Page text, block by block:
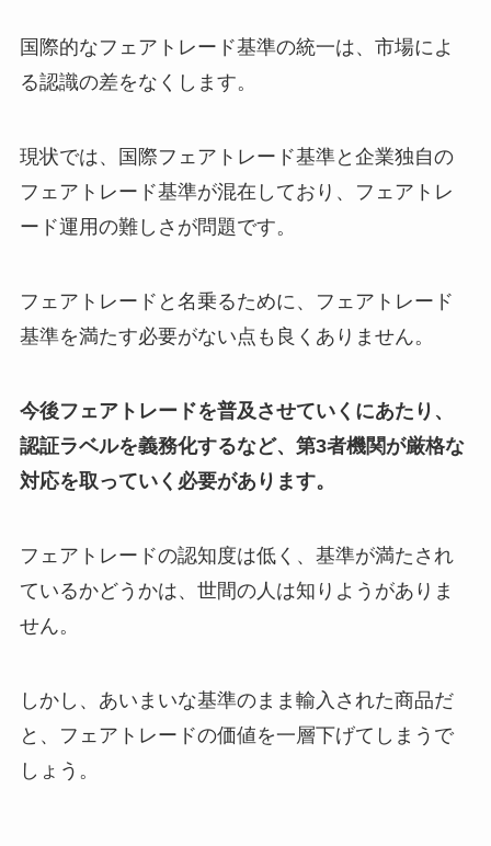
国際的なフェアトレード基準の統一は、市場によ
る認識の差をなくします。
現状では、国際フェアトレード基準と企業独自の
フェアトレード基準が混在しており、フェアトレ
ード運用の難しさが問題です。
フェアトレードと名乗るために、フェアトレード
基準を満たす必要がない点も良くありません。
今後フェアトレードを普及させていくにあたり、
認証ラベルを義務化するなど、第3者機関が厳格な
対応を取っていく必要があります。
フェアトレードの認知度は低く、基準が満たされ
ているかどうかは、世間の人は知りようがありま
せん。
しかし、あいまいな基準のまま輸入された商品だ
と、フェアトレードの価値を一層下げてしまうで
しょう。